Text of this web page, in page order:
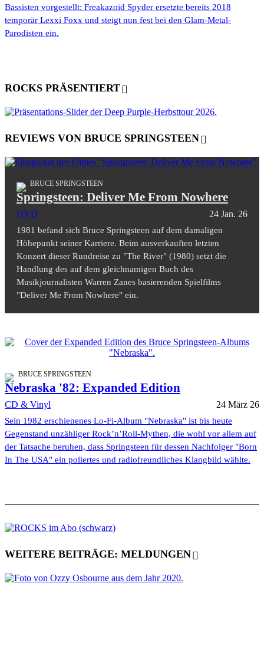
Bassisten vorgestellt: Freakazoid Spyder ersetzte bereits 2018
temporär Lexxi Foxx und steigt nun fest bei den Glam-Metal-
Parodisten ein.
ROCKS PRÄSENTIERT
REVIEWS VON BRUCE SPRINGSTEEN
BRUCE SPRINGSTEEN
Springsteen: Deliver Me From Nowhere
DVD 24 Jan. 26
1981 befand sich Bruce Springsteen auf dem damaligen
Höhepunkt seiner Karriere. Beim ausverkauften letzten
Konzert dieser Rundreise zu "The River" (1980) setzt die
Handlung des auf dem gleichnamigen Buch des
Musikjournalisten Warren Zanes basierenden Spielfilms
"Deliver Me From Nowhere" ein.
BRUCE SPRINGSTEEN
Nebraska '82: Expanded Edition
CD & Vinyl 24 März 26
Sein 1982 erschienenes Lo-Fi-Album "Nebraska" ist bis heute
Gegenstand unzähliger Rock’n’Roll-Mythen, die wohl vor allem auf
der Tatsache beruhen, dass Springsteen für dessen Nachfolger "Born
In The USA" ein poliertes und radiofreundliches Klangbild wählte.
WEITERE BEITRÄGE: MELDUNGEN